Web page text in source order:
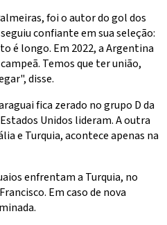
foi o autor do gol dos
confiante em sua seleção:
é longo. Em 2022, a Argentina
Temos que ter união,
disse.
fica zerado no grupo D da
Unidos lideram. A outra
e Turquia, acontece apenas na
enfrentam a Turquia, no
Em caso de nova